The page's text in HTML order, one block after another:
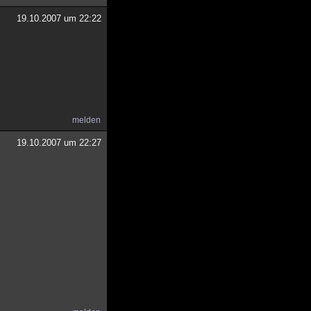
19.10.2007 um 22:22
melden
19.10.2007 um 22:27